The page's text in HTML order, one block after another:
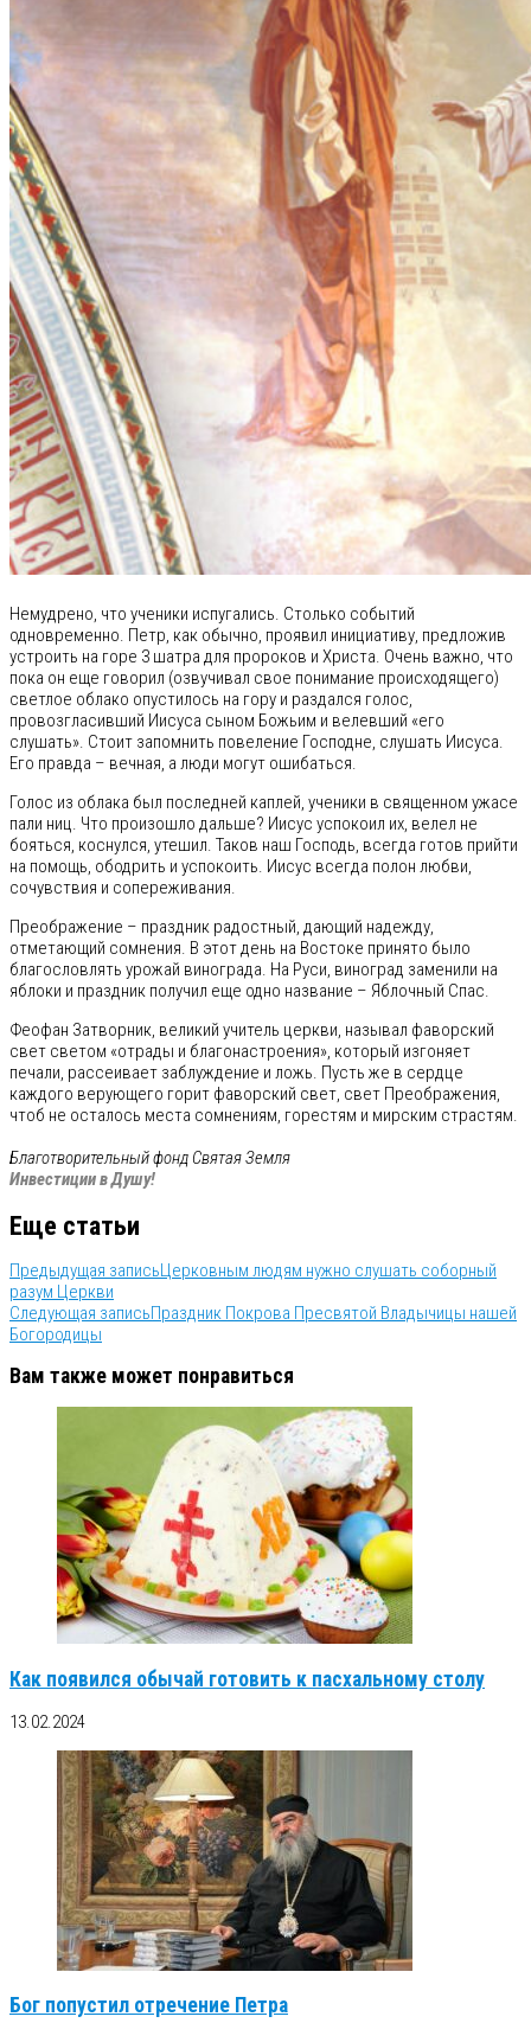
Немудрено, что ученики испугались. Столько событий
одновременно. Петр, как обычно, проявил инициативу, предложив
устроить на горе 3 шатра для пророков и Христа. Очень важно, что
пока он еще говорил (озвучивал свое понимание происходящего)
светлое облако опустилось на гору и раздался голос,
провозгласивший Иисуса сыном Божьим и велевший «его
слушать». Стоит запомнить повеление Господне, слушать Иисуса.
Его правда – вечная, а люди могут ошибаться.
Голос из облака был последней каплей, ученики в священном ужасе
пали ниц. Что произошло дальше? Иисус успокоил их, велел не
бояться, коснулся, утешил. Таков наш Господь, всегда готов прийти
на помощь, ободрить и успокоить. Иисус всегда полон любви,
сочувствия и сопереживания.
Преображение – праздник радостный, дающий надежду,
отметающий сомнения. В этот день на Востоке принято было
благословлять урожай винограда. На Руси, виноград заменили на
яблоки и праздник получил еще одно название – Яблочный Спас.
Феофан Затворник, великий учитель церкви, называл фаворский
свет светом «отрады и благонастроения», который изгоняет
печали, рассеивает заблуждение и ложь. Пусть же в сердце
каждого верующего горит фаворский свет, свет Преображения,
чтоб не осталось места сомнениям, горестям и мирским страстям.
Благотворительный фонд Святая Земля
Инвестиции в Душу!
Еще статьи
Предыдущая записьЦерковным людям нужно слушать соборный
разум Церкви
Следующая записьПраздник Покрова Пресвятой Владычицы нашей
Богородицы
Вам также может понравиться
Как появился обычай готовить к пасхальному столу
13.02.2024
Бог попустил отречение Петра